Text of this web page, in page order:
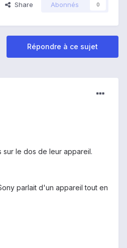
Share Abonnés 0
Répondre à ce sujet
sur le dos de leur appareil.
parlait d'un appareil tout en